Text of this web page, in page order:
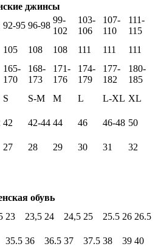
джинсы
92-95 96-98
99-
102
103-
106
107-
110
111-
115
105 108 108 111 111 111
165-
170
168-
173
171-
176
174-
179
177-
182
180-
185
S S-M M L L-XL XL
42 42-44 44 46 46-48 50
27 28 29 30 31 32
обувь
23 23,5 24 24,5 25 25.5 26 26.5
35.5 36 36.5 37 37.5 38 39 40